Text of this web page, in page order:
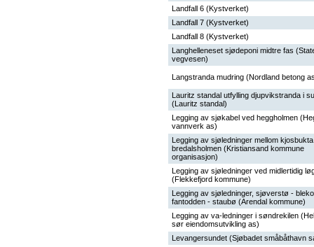
Landfall 6 (Kystverket)
Landfall 7 (Kystverket)
Landfall 8 (Kystverket)
Langhelleneset sjødeponi midtre fas
vegvesen)
Langstranda mudring (Nordland betong
Lauritz standal utfylling djupvikstranda i
(Lauritz standal)
Legging av sjøkabel ved heggholmen
vannverk as)
Legging av sjøledninger mellom
bredalsholmen (Kristiansand kommune
organisasjon)
Legging av sjøledninger ved midlertidig
(Flekkefjord kommune)
Legging av sjøledninger, sjøverstø -
fantodden - staubø (Arendal kommune)
Legging av va-ledninger i søndrekilen
sør eiendomsutvikling as)
Levangersundet (Sjøbadet småbåthavn